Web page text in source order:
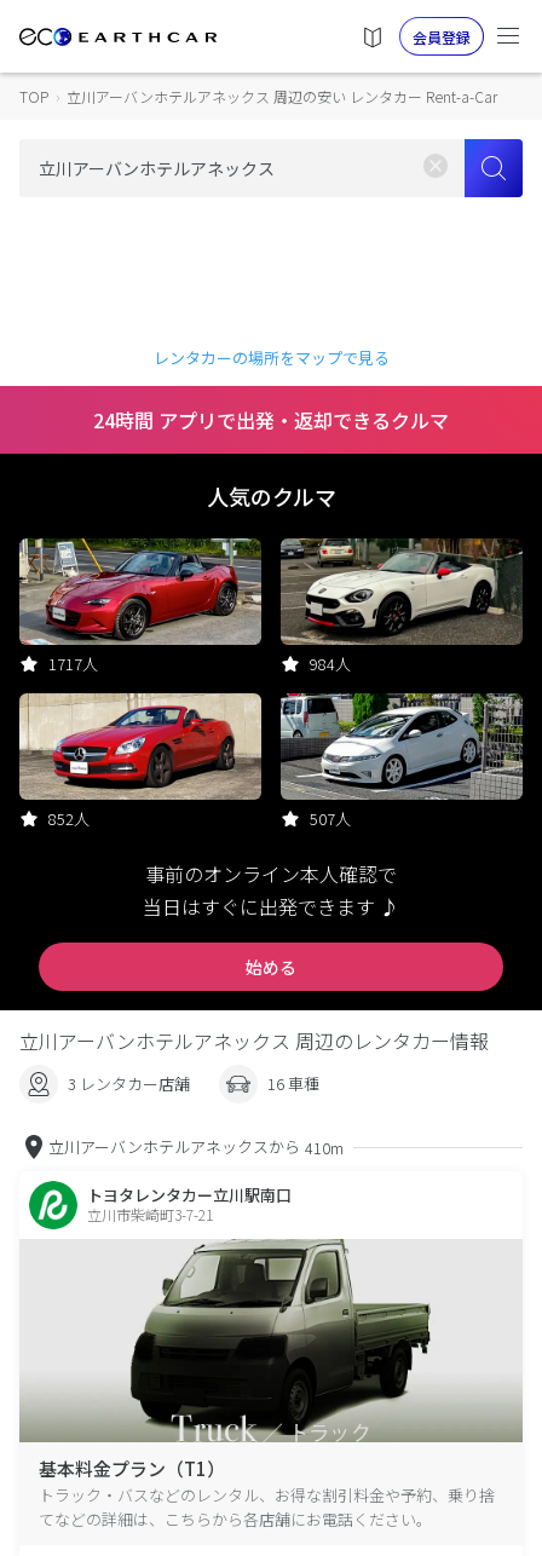
会員登録
TOP › 立川アーバンホテルアネックス 周辺の安い レンタカー Rent-a-Car
レンタカーの場所をマップで見る
24時間 アプリで出発・返却できるクルマ
人気のクルマ
1717人 984人
852人 507人
事前のオンライン本人確認で
当日はすぐに出発できます ♪
始める
立川アーバンホテルアネックス 周辺のレンタカー情報
3 レンタカー店舗 16 車種
立川アーバンホテルアネックスから 410m
トヨタレンタカー立川駅南口
立川市柴崎町3-7-21
基本料金プラン（T1）
トラック・バスなどのレンタル、お得な割引料金や予約、乗り捨
てなどの詳細は、こちらから各店舗にお電話ください。